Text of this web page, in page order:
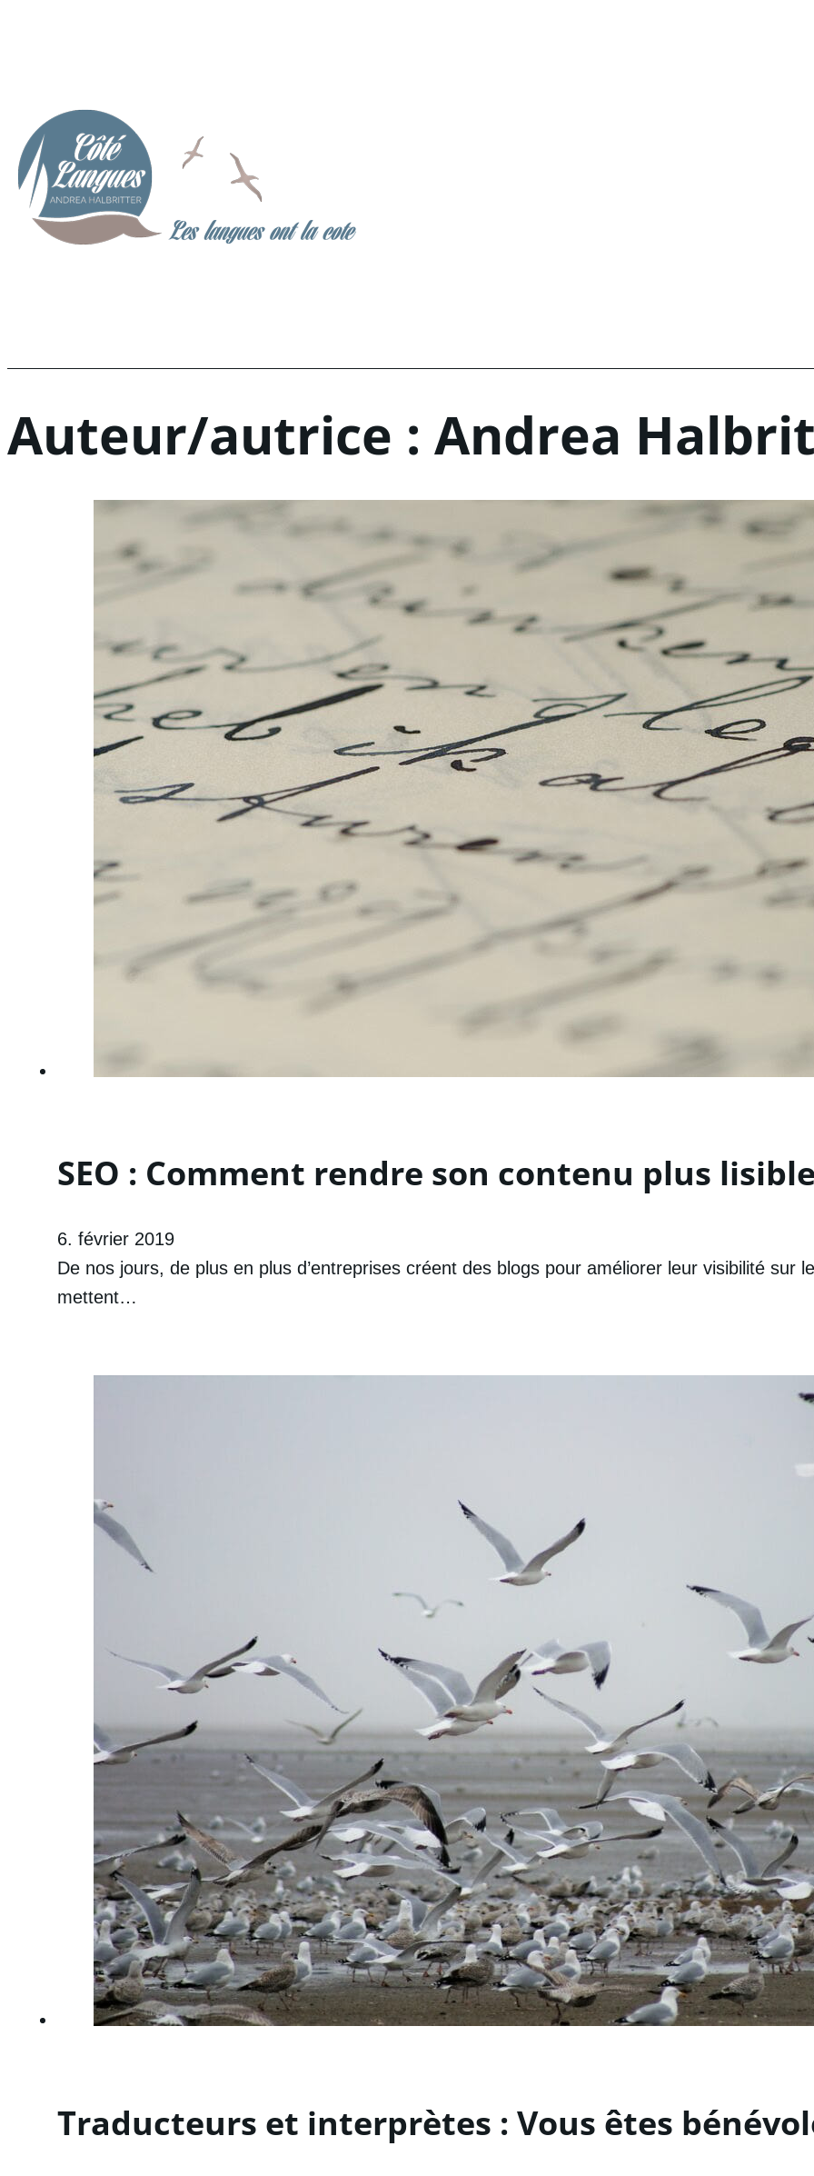
Auteur/autrice : Andrea
SEO : Comment rendre son contenu plus
6. février 2019
De nos jours, de plus en plus d’entreprises créent des blogs pour améliorer leur visibilité sur
mettent…
Traducteurs et interprètes : Vous êtes